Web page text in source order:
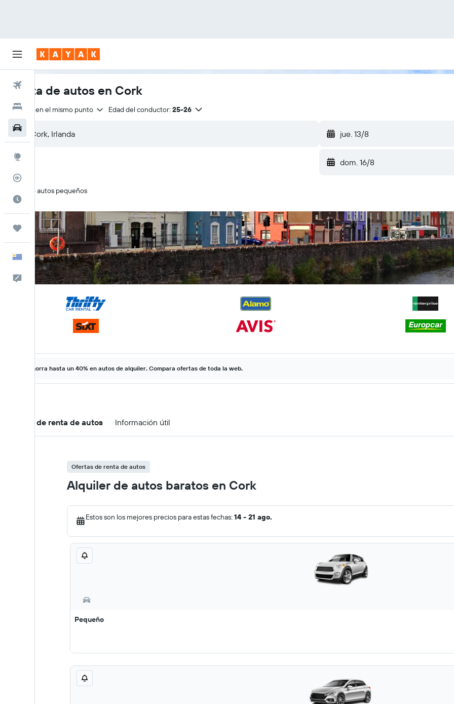
Vuelos
Hoteles
Trips
Español
Comentarios
Renta de autos en Cork
Entrega en el mismo punto Edad del conductor: 25-26
jue. 13/8
dom. 16/8
Solo autos pequeños
Ahorra hasta un 40% en autos de alquiler. Compara ofertas de toda la web.
Ofertas de renta de autos Información útil
Ofertas de renta de autos
Alquiler de autos baratos en Cork
Estos son los mejores precios para estas fechas: 14 - 21 ago.
Pequeño